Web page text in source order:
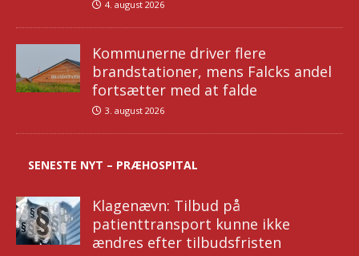
4. august 2026
Kommunerne driver flere
brandstationer, mens Falcks andel
fortsætter med at falde
3. august 2026
SENESTE NYT – PRÆHOSPITAL
Klagenævn: Tilbud på
patienttransport kunne ikke
ændres efter tilbudsfristen